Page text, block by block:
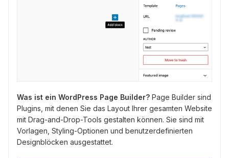
Was ist ein WordPress Page Builder? Page Builder sind
Plugins, mit denen Sie das Layout Ihrer gesamten Website
mit Drag-and-Drop-Tools gestalten können. Sie sind mit
Vorlagen, Styling-Optionen und benutzerdefinierten
Designblöcken ausgestattet.